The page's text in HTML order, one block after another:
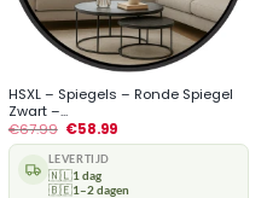
HSXL – Spiegels – Ronde Spiegel
Zwart –...
€67.99 €58.99
LEVERTIJD
🇳🇱1 dag
🇧🇪1–2 dagen